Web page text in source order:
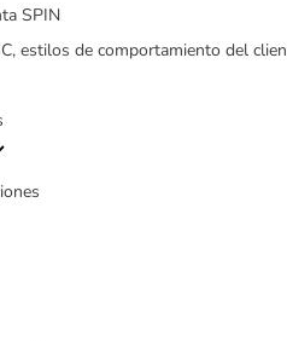
SPIN
estilos de comportamiento del